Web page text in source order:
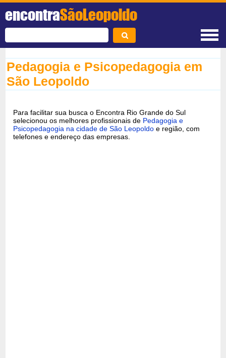
encontraSãoLeopoldo
Pedagogia e Psicopedagogia em
São Leopoldo
Para facilitar sua busca o Encontra Rio Grande do Sul
selecionou os melhores profissionais de Pedagogia e
Psicopedagogia na cidade de São Leopoldo e região, com
telefones e endereço das empresas.